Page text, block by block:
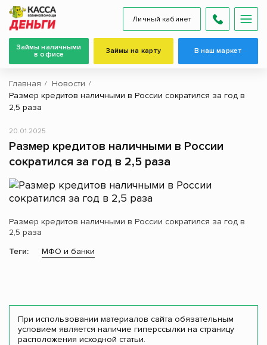
Личный кабинет
Займы наличными
в офисе
Займы на карту В наш маркет
Главная
Новости
Размер кредитов наличными в России сократился за год в
2,5 раза
Размер кредитов наличными в России
сократился за год в 2,5 раза
20.01.2025
Размер кредитов наличными в России сократился за год в
2,5 раза
Теги:
МФО и банки
При использовании материалов сайта обязательным
условием является наличие гиперссылки на страницу
расположения исходной статьи.